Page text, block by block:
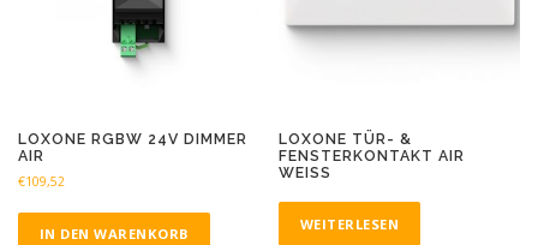
LOXONE RGBW 24V DIMMER
AIR
€109,52
IN DEN WARENKORB
LOXONE TÜR- &
FENSTERKONTAKT AIR
WEISS
WEITERLESEN